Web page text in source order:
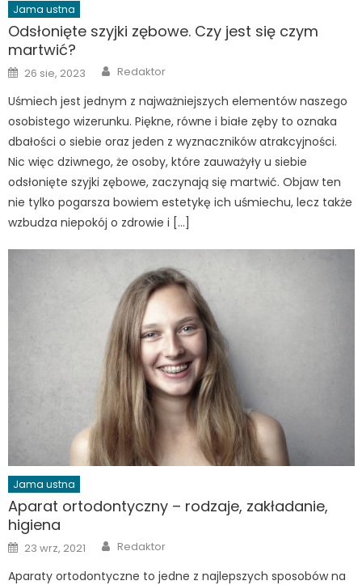
Jama ustna
Odsłonięte szyjki zębowe. Czy jest się czym
martwić?
Posted
on
26 sie, 2023 Author
Redaktor
Uśmiech jest jednym z najważniejszych elementów naszego
osobistego wizerunku. Piękne, równe i białe zęby to oznaka
dbałości o siebie oraz jeden z wyznaczników atrakcyjności.
Nic więc dziwnego, że osoby, które zauważyły u siebie
odsłonięte szyjki zębowe, zaczynają się martwić. Objaw ten
nie tylko pogarsza bowiem estetykę ich uśmiechu, lecz także
wzbudza niepokój o zdrowie i […]
Jama ustna
Aparat ortodontyczny – rodzaje, zakładanie,
higiena
Posted
on
23 wrz, 2021 Author
Redaktor
Aparaty ortodontyczne to jedne z najlepszych sposobów na